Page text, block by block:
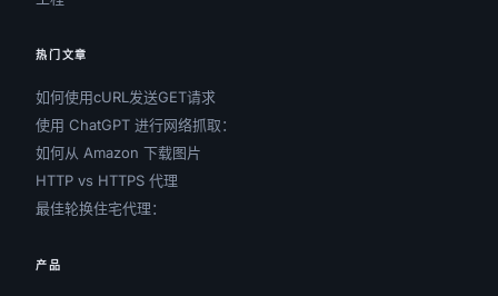
热门文章
如何使用cURL发送GET请求
使用 ChatGPT 进行网络抓取：
如何从 Amazon 下载图片
HTTP vs HTTPS 代理
最佳轮换住宅代理：
产品